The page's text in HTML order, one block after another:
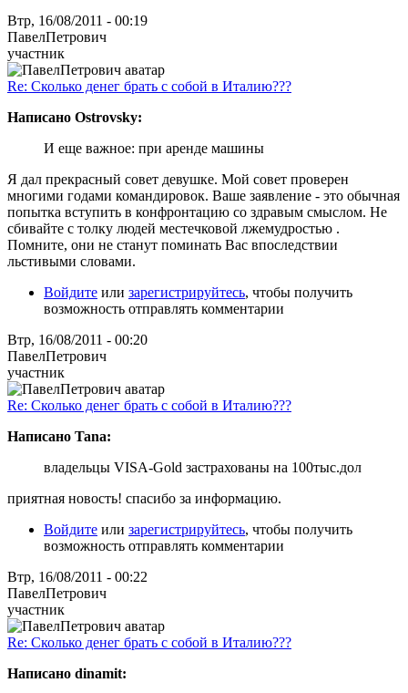
Втр, 16/08/2011 - 00:19
ПавелПетрович
участник
Re: Сколько денег брать с собой в Италию???
Написано Ostrovsky:
И еще важное: при аренде машины
Я дал прекрасный совет девушке. Мой совет проверен
многими годами командировок. Ваше заявление - это обычная
попытка вступить в конфронтацию со здравым смыслом. Не
сбивайте с толку людей местечковой лжемудростью .
Помните, они не станут поминать Вас впоследствии
льстивыми словами.
Войдите или зарегистрируйтесь, чтобы получить
возможность отправлять комментарии
Втр, 16/08/2011 - 00:20
ПавелПетрович
участник
Re: Сколько денег брать с собой в Италию???
Написано Tana:
владельцы VISA-Gold застрахованы на 100тыс.дол
приятная новость! спасибо за информацию.
Войдите или зарегистрируйтесь, чтобы получить
возможность отправлять комментарии
Втр, 16/08/2011 - 00:22
ПавелПетрович
участник
Re: Сколько денег брать с собой в Италию???
Написано dinamit: